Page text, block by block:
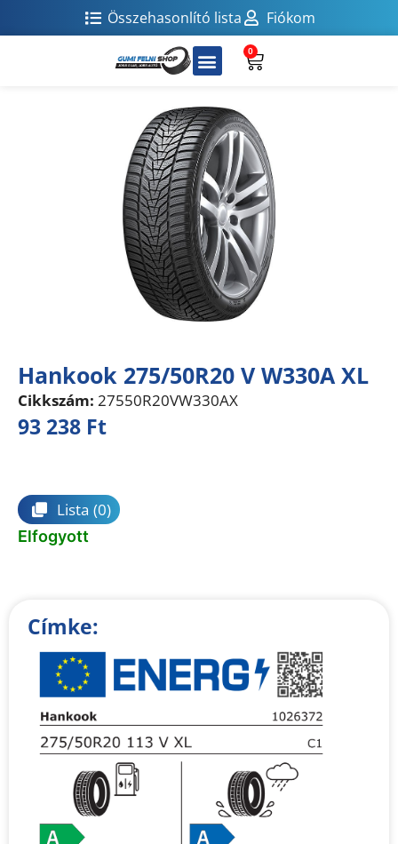
Összehasonlító lista Fiókom
0
Hankook 275/50R20 V W330A XL
Cikkszám: 27550R20VW330AX
93 238 Ft
Lista (0)
Elfogyott
Címke: